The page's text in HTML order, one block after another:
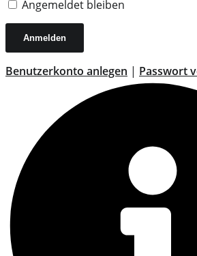
Angemeldet bleiben
Benutzerkonto anlegen | Passwort